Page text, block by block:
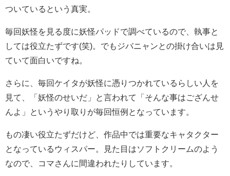
ついているという真実。
毎回妖怪を見る度に妖怪パッドで調べているので、執事と
しては役立たずです(笑)。でもジバニャンとの掛け合いは見
ていて面白いですね。
さらに、毎回ケイタが妖怪に憑りつかれているらしい人を
見て、「妖怪のせいだ」と言われて「そんな事はござんせ
んよ」というやり取りが毎回恒例となっています。
もの凄い役立たずだけど、作品中では重要なキャタクター
となっているウィスパー。見た目はソフトクリームのよう
なので、コマさんに間違われたりしています。